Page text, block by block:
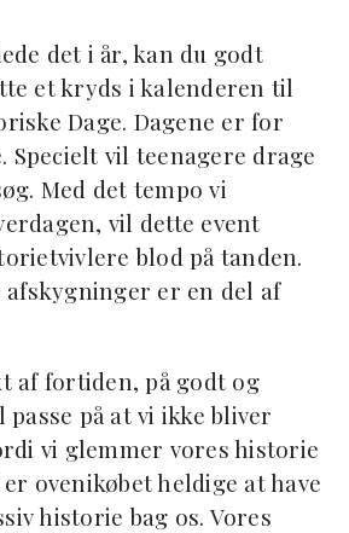
det i år, kan du godt
et kryds i kalenderen til
Dage. Dagene er for
Specielt vil teenagere drage
Med det tempo vi
vil dette event
blod på tanden.
er en del af
af fortiden, på godt og
på at vi ikke bliver
vi glemmer vores historie
ovenikøbet heldige at have
historie bag os. Vores